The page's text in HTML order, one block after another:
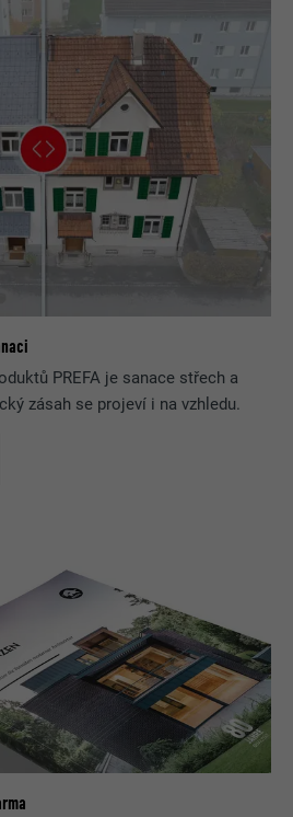
PREFA je sanace střech a
zásah se projeví i na vzhledu.